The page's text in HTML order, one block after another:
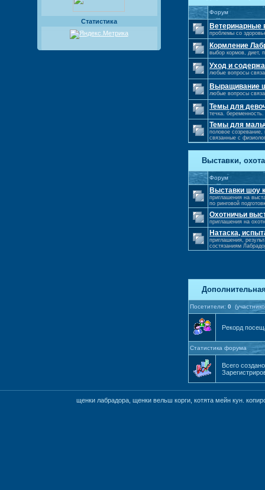
Статистика
Форум
Ветеринарные
проблемы со
Кормление
выбор кормов, диет,
Уход и
любые вопросы
Выращивание
любые вопросы
Темы для
течка.
Темы для
половое
связанные с
Выставки,
Форум
Выставки шоу
приглашения на
по ринговой
Охотничьи
приглашения на
Натаска,
приглашения,
состязаниям
Посетители: 0
Рекорд
Статистика форума
Всего
щенки лабрадора, щенки вельш корги, котята мейн кун.